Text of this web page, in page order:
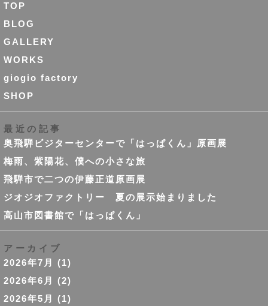
TOP
BLOG
GALLERY
WORKS
giogio factory
SHOP
最近の記事
奥飛騨ビジターセンターで「はっぱくん」原画展
梅雨、紫陽花、僕への小さな旅
飛騨市で二つの伊藤正道原画展
ジオジオファクトリー 夏の展示始まりました
高山市図書館で「はっぱくん」
アーカイブ
2026年7月
(1)
2026年6月
(2)
2026年5月
(1)